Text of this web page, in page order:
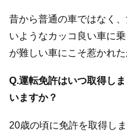
昔から普通の車ではなく
いようなカッコ良い車に
が難しい車にこそ惹かれた
Q.運転免許はいつ取得し
いますか？
20歳の頃に免許を取得しま